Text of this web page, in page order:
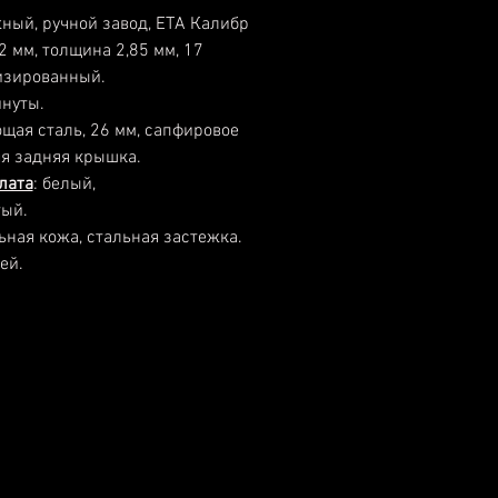
ручной завод, ЕТА Калибр
мм, толщина 2,85 мм, 17
сталь, 26 мм, сапфировое
задняя крышка.
: белый,
кожа, стальная застежка.